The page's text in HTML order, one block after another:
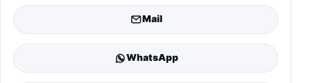
Mail
WhatsApp